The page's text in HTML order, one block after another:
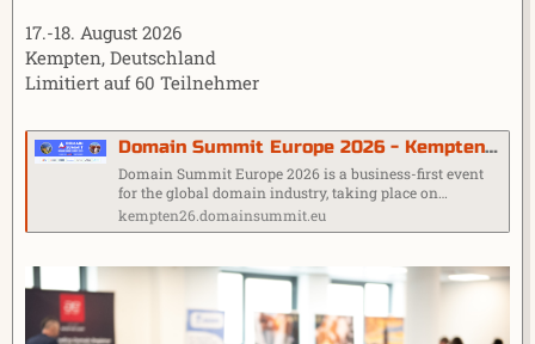
17.-18. August 2026
Kempten, Deutschland
Limitiert auf 60 Teilnehmer
Domain Summit Europe 2026 - Kempten, Germany
Domain Summit Europe 2026 is a business-first event
for the global domain industry, taking place on…
kempten26.domainsummit.eu